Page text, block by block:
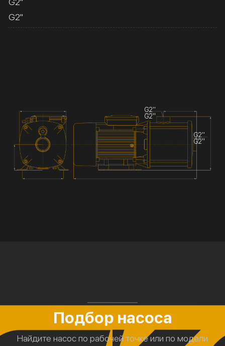
G2''
G2''
G2''
G2''
G2''
Подбор насоса
Найдите насос по рабочей точке или по модели